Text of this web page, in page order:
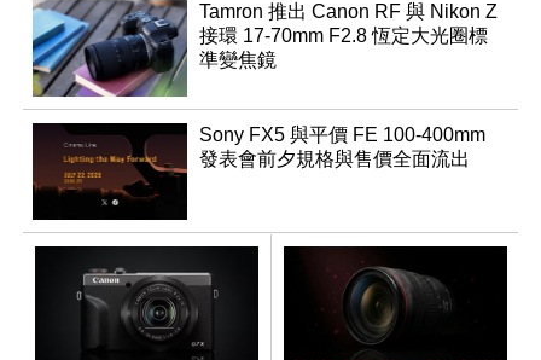
Tamron 推出 Canon RF 與 Nikon Z
接環 17-70mm F2.8 恆定大光圈標
準變焦鏡
Sony FX5 與平價 FE 100-400mm
發表會前夕規格與售價全面流出